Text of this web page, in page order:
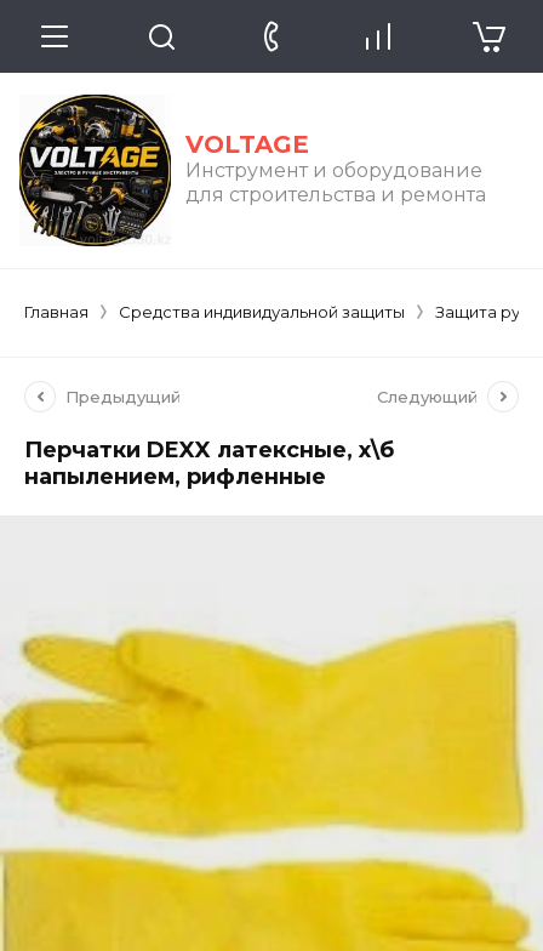
VOLTAGE
Инструмент и оборудование
для строительства и ремонта
Главная Средства индивидуальной защиты Защита рук
Предыдущий Следующий
Перчатки DEXX латексные, х\б
напылением, рифленные